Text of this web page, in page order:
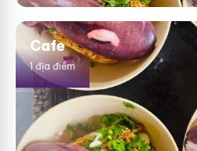
Cafe
1 địa điểm